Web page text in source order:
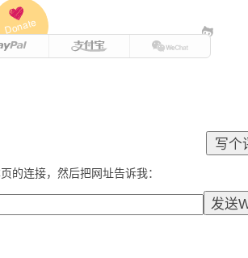
Donate
的连接，然后把网址告诉我：